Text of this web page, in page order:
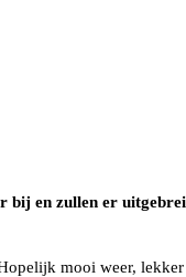
en zullen er
mooi weer,